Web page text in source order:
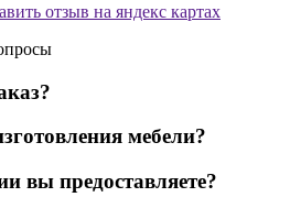
отзыв на яндекс картах
мебели?
вы предоставляете?